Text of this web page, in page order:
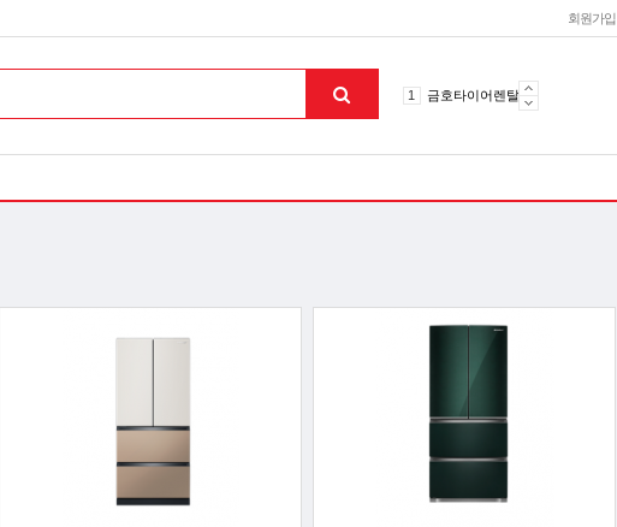
회원가입
1 금호타이어렌탈
3 라파402
8 무주천마
자동케겔운동기구